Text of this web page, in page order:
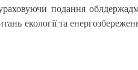
подання
екології та